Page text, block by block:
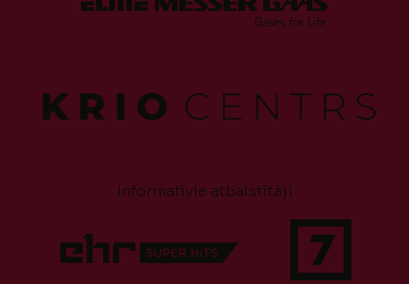
Informatīvie atbalstītāji